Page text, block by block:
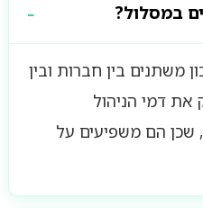
במסלול?
משתנים בין חברות ובין
את דמי הניהול
שכן הם משפיעים על